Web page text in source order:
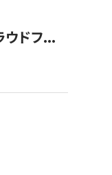
ウドフ...